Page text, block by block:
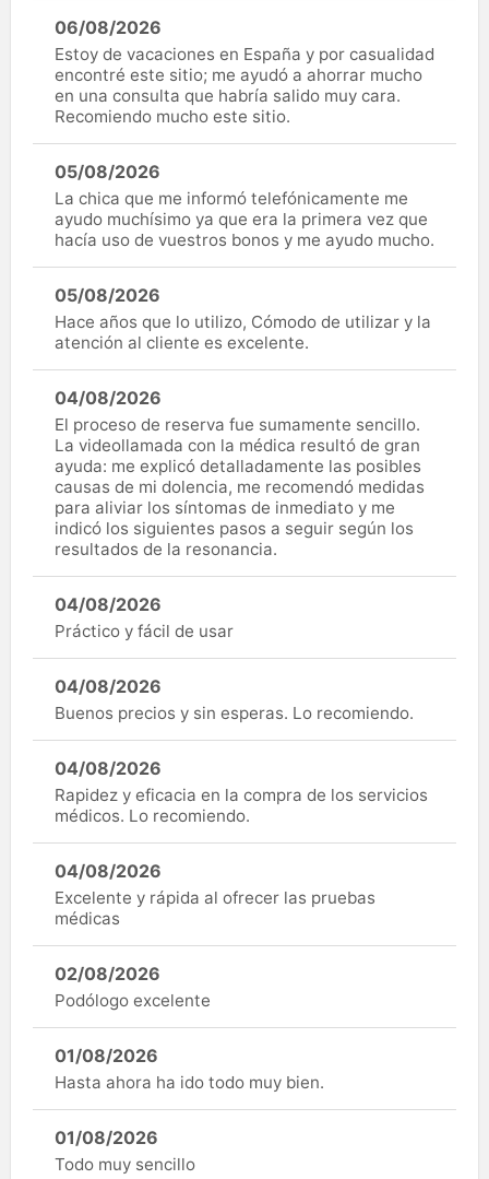
06/08/2026
Estoy de vacaciones en España y por casualidad
encontré este sitio; me ayudó a ahorrar mucho
en una consulta que habría salido muy cara.
Recomiendo mucho este sitio.
05/08/2026
La chica que me informó telefónicamente me
ayudo muchísimo ya que era la primera vez que
hacía uso de vuestros bonos y me ayudo mucho.
05/08/2026
Hace años que lo utilizo, Cómodo de utilizar y la
atención al cliente es excelente.
04/08/2026
El proceso de reserva fue sumamente sencillo.
La videollamada con la médica resultó de gran
ayuda: me explicó detalladamente las posibles
causas de mi dolencia, me recomendó medidas
para aliviar los síntomas de inmediato y me
indicó los siguientes pasos a seguir según los
resultados de la resonancia.
04/08/2026
Práctico y fácil de usar
04/08/2026
Buenos precios y sin esperas. Lo recomiendo.
04/08/2026
Rapidez y eficacia en la compra de los servicios
médicos. Lo recomiendo.
04/08/2026
Excelente y rápida al ofrecer las pruebas
médicas
02/08/2026
Podólogo excelente
01/08/2026
Hasta ahora ha ido todo muy bien.
01/08/2026
Todo muy sencillo